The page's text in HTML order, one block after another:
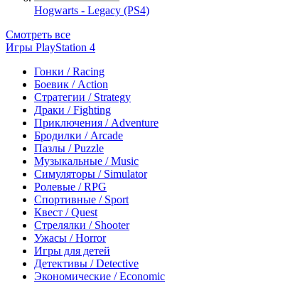
Hogwarts - Legacy (PS4)
Смотреть все
Игры PlayStation 4
Гонки / Racing
Боевик / Action
Стратегии / Strategy
Драки / Fighting
Приключения / Adventure
Бродилки / Arcade
Пазлы / Puzzle
Музыкальные / Music
Симуляторы / Simulator
Ролевые / RPG
Спортивные / Sport
Квест / Quest
Стрелялки / Shooter
Ужасы / Horror
Игры для детей
Детективы / Detective
Экономические / Economic